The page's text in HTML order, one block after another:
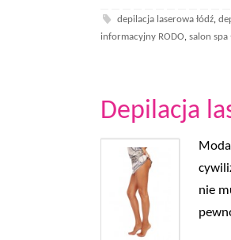
depilacja laserowa łódź,
informacyjny RODO, salon spa
Depilacja
nie